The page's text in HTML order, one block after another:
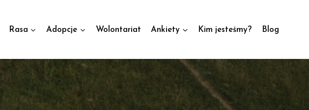
Rasa Adopcje Wolontariat Ankiety Kim jesteśmy? Blog